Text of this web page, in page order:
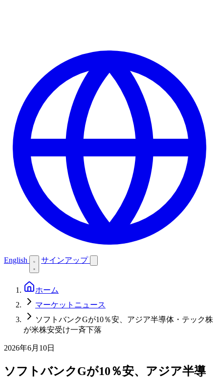
English サインアップ
ホーム
マーケットニュース
ソフトバンクGが10％安、アジア半導体・テック株
が米株安受け一斉下落
2026年6月10日
ソフトバンクGが10％安、アジア半導